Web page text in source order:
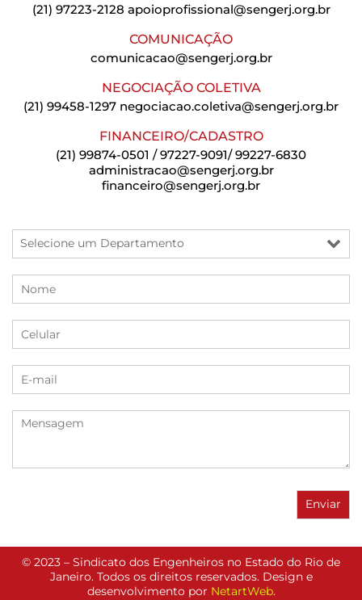
(21) 97223-2128 apoioprofissional@sengerj.org.br
COMUNICAÇÃO
comunicacao@sengerj.org.br
NEGOCIAÇÃO COLETIVA
(21) 99458-1297 negociacao.coletiva@sengerj.org.br
FINANCEIRO/CADASTRO
(21) 99874-0501 / 97227-9091/ 99227-6830
administracao@sengerj.org.br
financeiro@sengerj.org.br
© 2023 – Sindicato dos Engenheiros no Estado do Rio de
Janeiro. Todos os direitos reservados. Design e
desenvolvimento por NetartWeb.